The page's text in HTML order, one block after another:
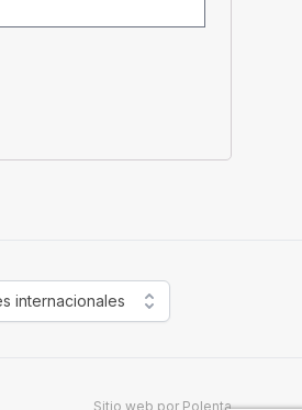
internacionales
Sitio web por Polenta